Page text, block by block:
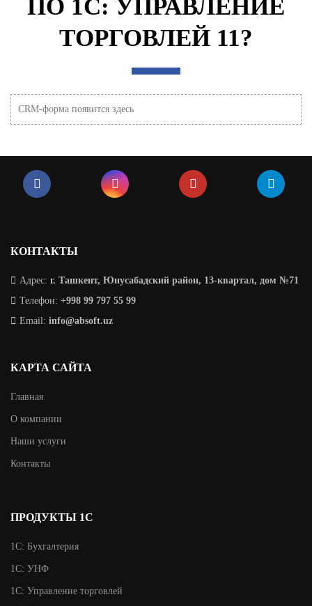
ПО 1C: УПРАВЛЕНИЕ
ТОРГОВЛЕЙ 11?
CRM-форма появится здесь
КОНТАКТЫ
Адрес: г. Ташкент, Юнусабадский район, 13-квартал, дом №71
Телефон: +998 99 797 55 99
Email: info@absoft.uz
КАРТА САЙТА
Главная
О компании
Наши услуги
Контакты
ПРОДУКТЫ 1С
1С: Бухгалтерия
1С: УНФ
1С: Управление торговлей